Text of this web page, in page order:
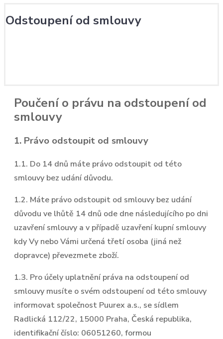
Odstoupení od smlouvy
Poučení o právu na odstoupení od
smlouvy
1. Právo odstoupit od smlouvy
1.1. Do 14 dnů máte právo odstoupit od této
smlouvy bez udání důvodu.
1.2. Máte právo odstoupit od smlouvy bez udání
důvodu ve lhůtě 14 dnů ode dne následujícího po dni
uzavření smlouvy a v případě uzavření kupní smlouvy
kdy Vy nebo Vámi určená třetí osoba (jiná než
dopravce) převezmete zboží.
1.3. Pro účely uplatnění práva na odstoupení od
smlouvy musíte o svém odstoupení od této smlouvy
informovat společnost Puurex a.s., se sídlem
Radlická 112/22, 15000 Praha, Česká republika,
identifikační číslo: 06051260, formou